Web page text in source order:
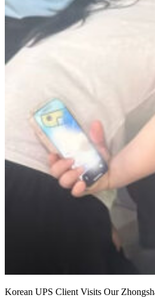
Korean UPS Client Visits Our